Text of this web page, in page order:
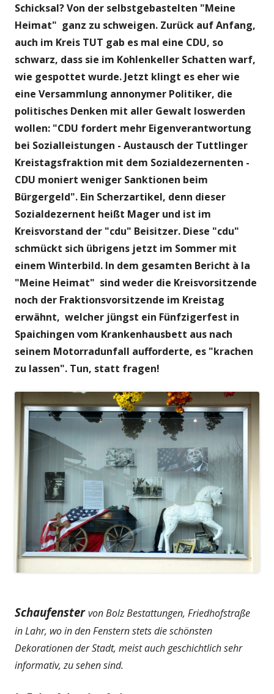
Schicksal? Von der selbstgebastelten "Meine
Heimat" ganz zu schweigen. Zurück auf Anfang,
auch im Kreis TUT gab es mal eine CDU, so
schwarz, dass sie im Kohlenkeller Schatten warf,
wie gespottet wurde. Jetzt klingt es eher wie
eine Versammlung annonymer Politiker, die
politisches Denken mit aller Gewalt loswerden
wollen: "CDU fordert mehr Eigenverantwortung
bei Sozialleistungen - Austausch der Tuttlinger
Kreistagsfraktion mit dem Sozialdezernenten -
CDU moniert weniger Sanktionen beim
Bürgergeld". Ein Scherzartikel, denn dieser
Sozialdezernent heißt Mager und ist im
Kreisvorstand der "cdu" Beisitzer. Diese "cdu"
schmückt sich übrigens jetzt im Sommer mit
einem Winterbild. In dem gesamten Bericht à la
"Meine Heimat" sind weder die Kreisvorsitzende
noch der Fraktionsvorsitzende im Kreistag
erwähnt, welcher jüngst ein Fünfzigerfest in
Spaichingen vom Krankenhausbett aus nach
seinem Motorradunfall aufforderte, es "krachen
zu lassen". Tun, statt fragen!
Schaufenster von Bolz Bestattungen, Friedhofstraße
in Lahr, wo in den Fenstern stets die schönsten
Dekorationen der Stadt, meist auch geschichtlich sehr
informativ, zu sehen sind.